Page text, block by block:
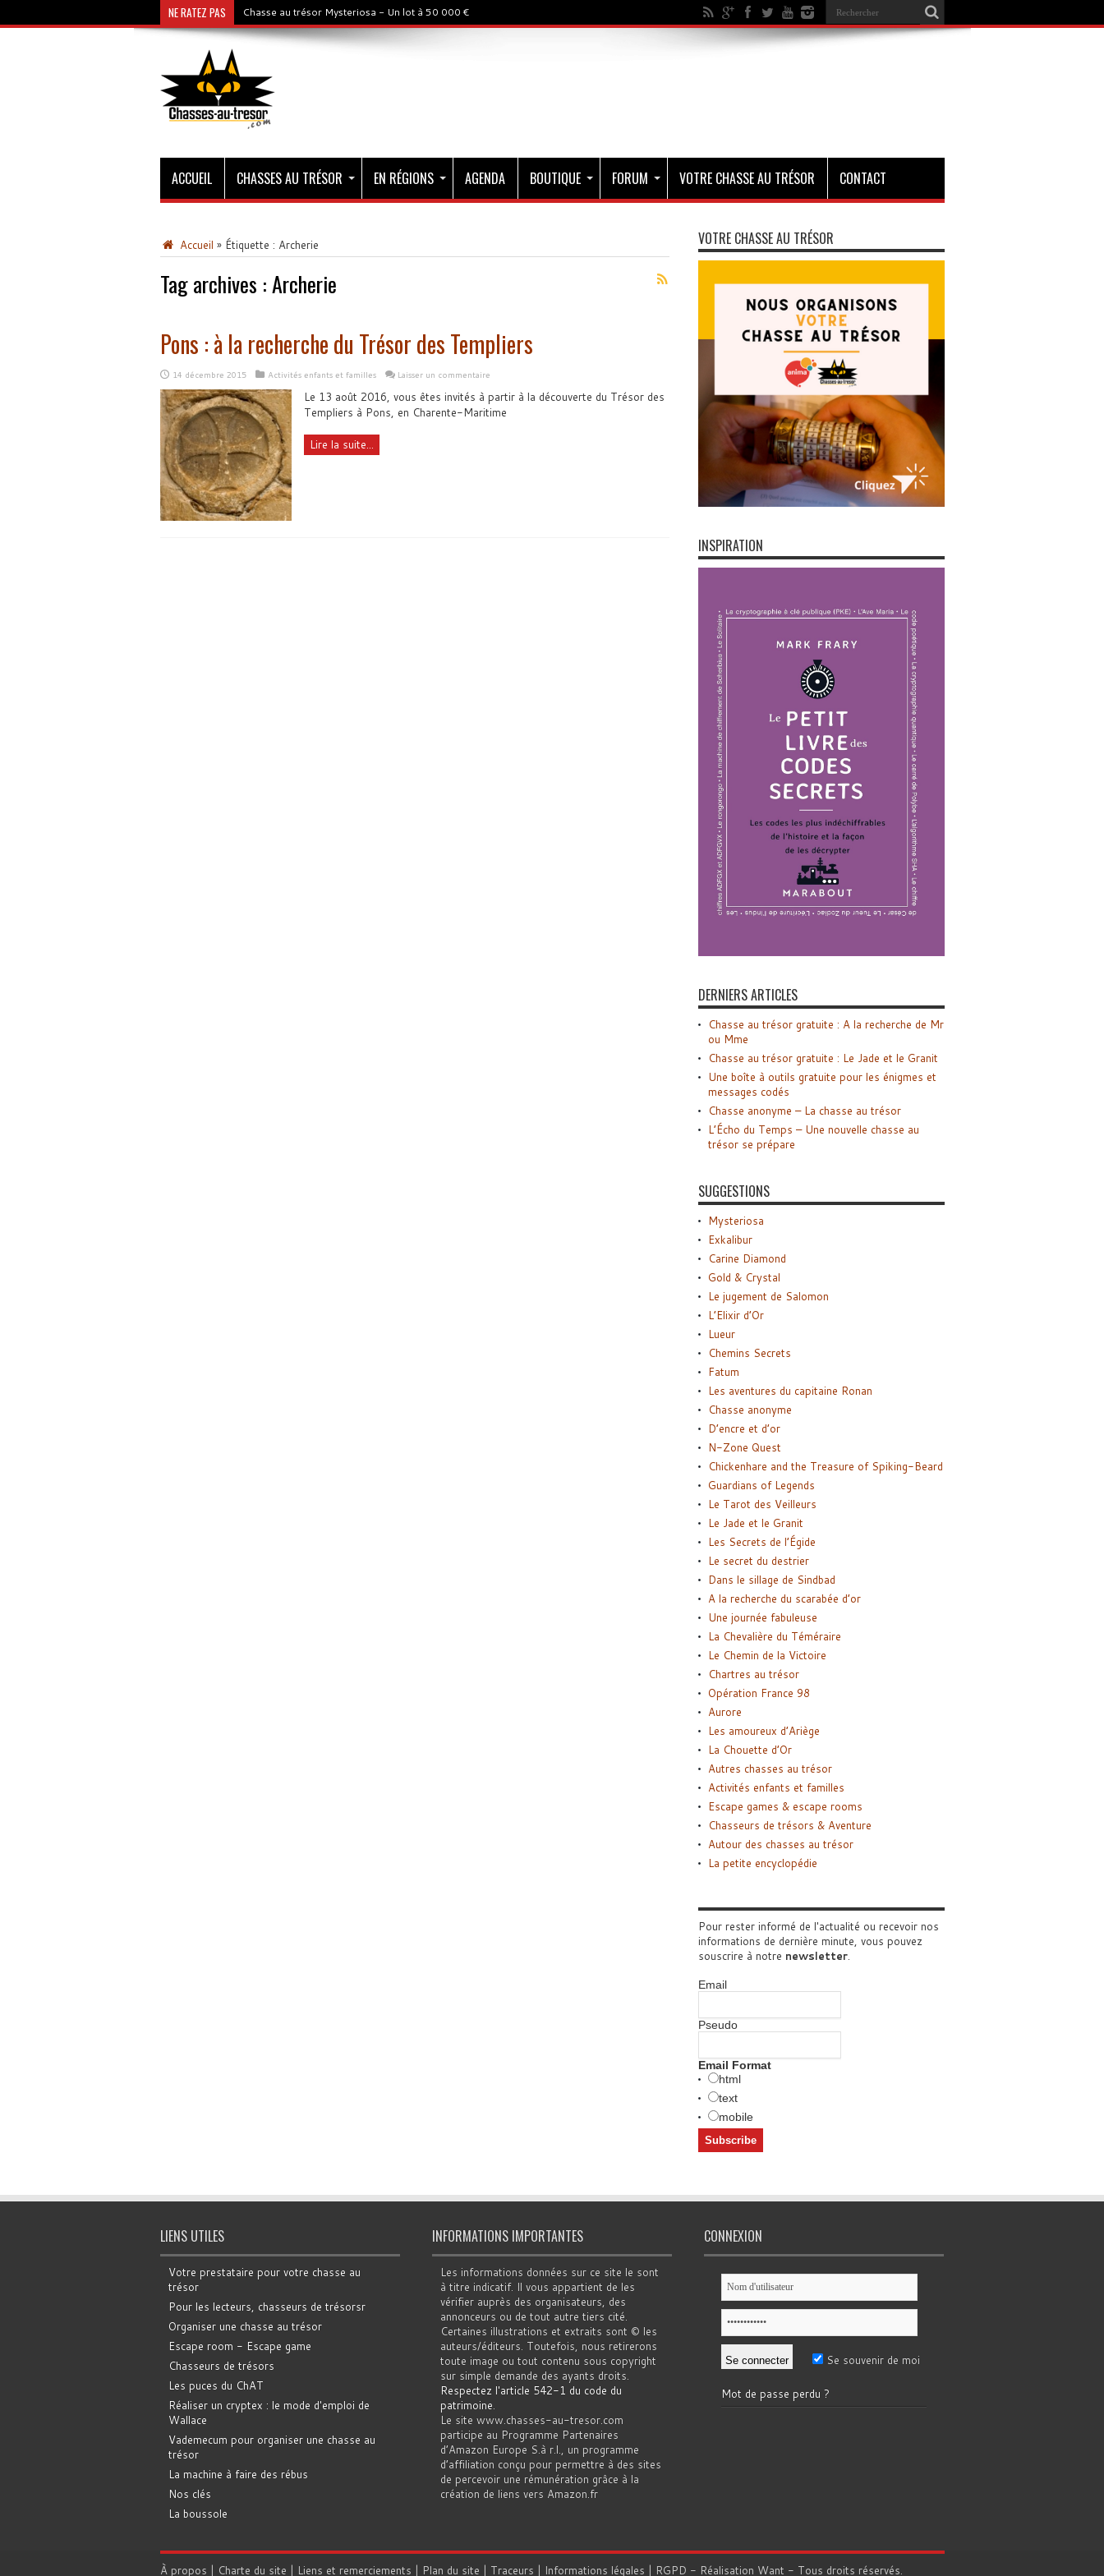
NE RATEZ PAS Chasse au trésor Mysteriosa - Un lot à 50 000 €
ACCUEIL CHASSES AU TRÉSOR EN RÉGIONS AGENDA BOUTIQUE FORUM VOTRE CHASSE AU TRÉSOR CONTACT
Accueil » Étiquette : Archerie
Tag archives :Archerie
Pons : à la recherche du Trésor des Templiers
14 décembre 2015 Activités enfants et familles Laisser un commentaire
Le 13 août 2016, vous êtes invités à partir à la découverte du Trésor des
Templiers à Pons, en Charente-Maritime
Lire la suite...
VOTRE CHASSE AU TRÉSOR
INSPIRATION
DERNIERS ARTICLES
Chasse au trésor gratuite : A la recherche de Mr
ou Mme
Chasse au trésor gratuite : Le Jade et le Granit
Une boîte à outils gratuite pour les énigmes et
messages codés
Chasse anonyme – La chasse au trésor
L’Écho du Temps – Une nouvelle chasse au
trésor se prépare
SUGGESTIONS
Mysteriosa
Exkalibur
Carine Diamond
Gold & Crystal
Le jugement de Salomon
L’Elixir d’Or
Lueur
Chemins Secrets
Fatum
Les aventures du capitaine Ronan
Chasse anonyme
D’encre et d’or
N-Zone Quest
Chickenhare and the Treasure of Spiking-Beard
Guardians of Legends
Le Tarot des Veilleurs
Le Jade et le Granit
Les Secrets de l’Égide
Le secret du destrier
Dans le sillage de Sindbad
A la recherche du scarabée d’or
Une journée fabuleuse
La Chevalière du Téméraire
Le Chemin de la Victoire
Chartres au trésor
Opération France 98
Aurore
Les amoureux d’Ariège
La Chouette d’Or
Autres chasses au trésor
Activités enfants et familles
Escape games & escape rooms
Chasseurs de trésors & Aventure
Autour des chasses au trésor
La petite encyclopédie
Pour rester informé de l'actualité ou recevoir nos
informations de dernière minute, vous pouvez
souscrire à notre newsletter.
Email
Pseudo
Email Format
html
text
mobile
LIENS UTILES
Votre prestataire pour votre chasse au
trésor
Pour les lecteurs, chasseurs de trésorsr
Organiser une chasse au trésor
Escape room - Escape game
Chasseurs de trésors
Les puces du ChAT
Réaliser un cryptex : le mode d'emploi de
Wallace
Vademecum pour organiser une chasse au
trésor
La machine à faire des rébus
Nos clés
La boussole
INFORMATIONS IMPORTANTES
Les informations données sur ce site le sont
à titre indicatif. Il vous appartient de les
vérifier auprès des organisateurs, des
annonceurs ou de tout autre tiers cité.
Certaines illustrations et extraits sont © les
auteurs/éditeurs. Toutefois, nous retirerons
toute image ou tout contenu sous copyright
sur simple demande des ayants droits.
Respectez l'article 542-1 du code du
patrimoine.
Le site www.chasses-au-tresor.com
participe au Programme Partenaires
d’Amazon Europe S.à r.l., un programme
d’affiliation conçu pour permettre à des sites
de percevoir une rémunération grâce à la
création de liens vers Amazon.fr
CONNEXION
Se souvenir de moi
Mot de passe perdu ?
À propos | Charte du site | Liens et remerciements | Plan du site | Traceurs | Informations légales | RGPD - Réalisation Want - Tous droits réservés.